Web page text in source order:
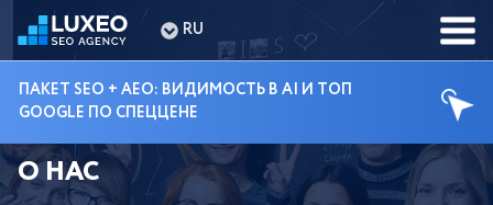
RU
ПАКЕТ SEO + AEO: ВИДИМОСТЬ В AI И ТОП
GOOGLE ПО СПЕЦЦЕНЕ
О НАС